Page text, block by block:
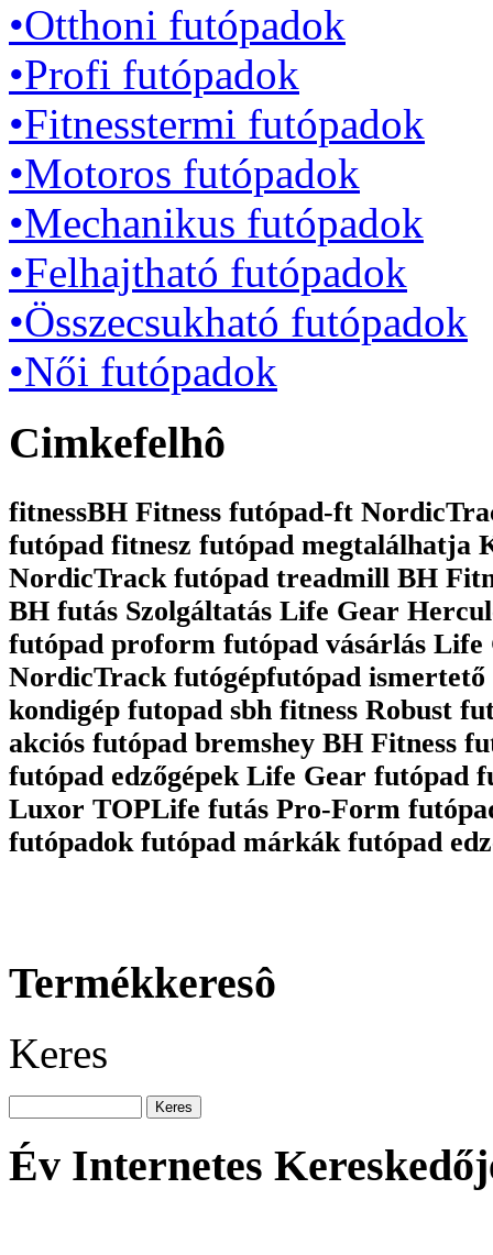
•Otthoni futópadok
•Profi futópadok
•Fitnesstermi futópadok
•Motoros futópadok
•Mechanikus futópadok
•Felhajtható futópadok
•Összecsukható futópadok
•Női futópadok
Cimkefelhô
fitnessBH Fitness futópad-ft
futópad fitnesz futópad megtalálhatja
NordicTrack futópad treadmill BH
BH futás Szolgáltatás Life Gear
futópad proform futópad vásárlás
NordicTrack futógépfutópad
kondigép futopad sbh fitness Robust
akciós futópad bremshey BH Fitness
futópad edzőgépek Life Gear futópad
Luxor TOPLife futás Pro-Form
futópadok futópad márkák futópad
Termékkeresô
Keres
Év Internetes